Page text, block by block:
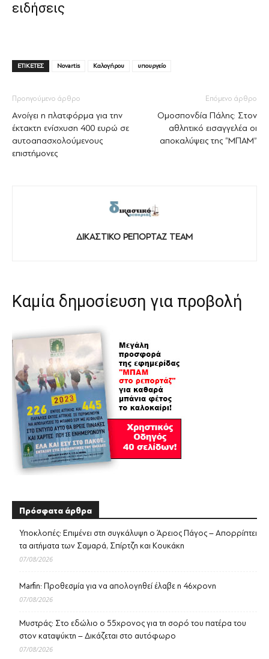
ειδήσεις
ΕΤΙΚΕΤΕΣ Novartis Καλογήρου υπουργείο
Προηγούμενο άρθρο
Aνοίγει η πλατφόρμα για την
έκτακτη ενίσχυση 400 ευρώ σε
αυτοαπασχολούμενους
επιστήμονες
Επόμενο άρθρο
Ομοσπονδία Πάλης: Στον
αθλητικό εισαγγελέα οι
αποκαλύψεις της “ΜΠΑΜ”
ΔΙΚΑΣΤΙΚΟ ΡΕΠΟΡΤΑΖ TEAM
Καμία δημοσίευση για προβολή
Πρόσφατα άρθρα
Υποκλοπές: Επιμένει στη συγκάλυψη ο Άρειος Πάγος – Απορρίπτει
τα αιτήματα των Σαμαρά, Σπίρτζη και Κουκάκη
07/08/2026
Marfin: Προθεσμία για να απολογηθεί έλαβε η 46χρονη
07/08/2026
Μυστράς: Στο εδώλιο ο 55χρονος για τη σορό του πατέρα του
στον καταψύκτη – Δικάζεται στο αυτόφωρο
07/08/2026